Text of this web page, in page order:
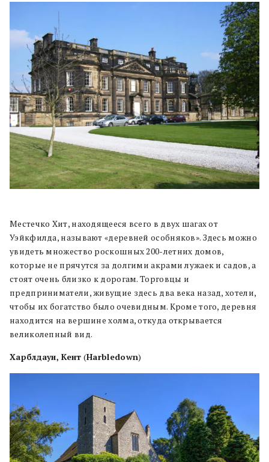
Местечко Хит, находящееся всего в двух шагах от
Уэйкфилда, называют «деревней особняков». Здесь можно
увидеть множество роскошных 200-летних домов,
которые не прячутся за долгими акрами лужаек и садов, а
стоят очень близко к дорогам. Торговцы и
предприниматели, живущие здесь два века назад, хотели,
чтобы их богатство было очевидным. Кроме того, деревня
находится на вершине холма, откуда открывается
великолепный вид.
Харблдаун, Кент (Harbledown)